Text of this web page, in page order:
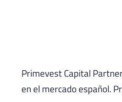
Primevest Capital
en el mercado español.